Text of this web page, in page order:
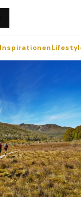
Inspirationen